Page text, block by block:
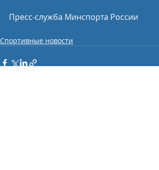
Пресс-служба Минспорта России
Спортивные новости